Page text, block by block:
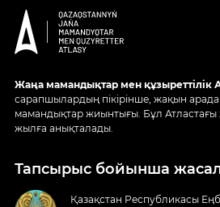
Жаңа мамандықтар мен құзыреттілік
сарапшылардың пікірінше, жақын
мамандықтар жиынтығы. Бұл
жылға анықталады.
Тапсырыс бойынша
Қазақстан Республикасы